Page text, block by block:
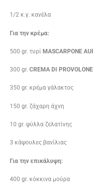
1/2 κ.γ. κανέλα
Για την κρέμα:
500 gr. τυρί MASCARPONE
300 gr. CREMA DI
350 gr. κρέμα γάλακτος
150 gr. ζάχαρη άχνη
10 gr. φύλλα ζελατίνης
3 κάψουλες βανίλιας
Για την επικάλυψη:
400 gr. κόκκινα μούρα